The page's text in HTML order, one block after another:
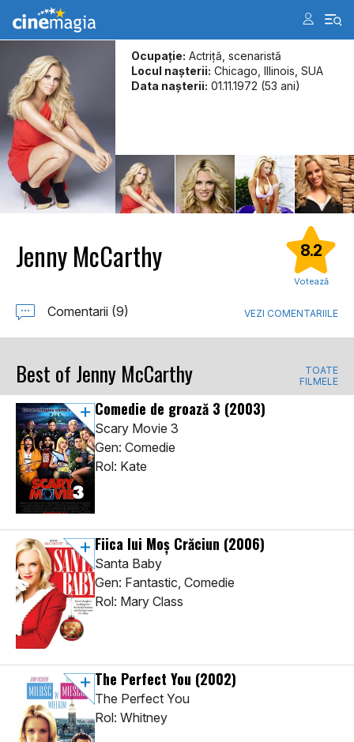
Ocupație: Actriță, scenaristă
Locul naşterii: Chicago, Illinois, SUA
Data naşterii: 01.11.1972 (53 ani)
Jenny McCarthy 8.2
Votează
Comentarii (9) VEZI COMENTARIILE
Best of Jenny McCarthy
TOATE
FILMELE
Comedie de groază 3 (2003)
Scary Movie 3
Gen: Comedie
Rol: Kate
Fiica lui Moș Crăciun (2006)
Santa Baby
Gen: Fantastic, Comedie
Rol: Mary Class
The Perfect You (2002)
The Perfect You
Rol: Whitney